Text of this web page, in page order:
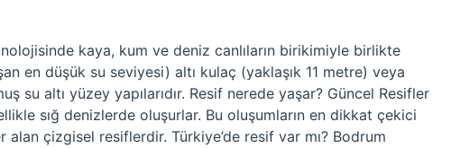
kaya, kum ve deniz canlıların birikimiyle birlikte
en düşük su seviyesi) altı kulaç (yaklaşık 11 metre) veya
su altı yüzey yapılarıdır. Resif nerede yaşar? Güncel Resifler
sığ denizlerde oluşurlar. Bu oluşumların en dikkat çekici
çizgisel resiflerdir. Türkiye’de resif var mı? Bodrum